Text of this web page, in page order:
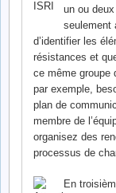
un ou
seulement
d’identifier les
résistances et
ce même groupe
par exemple,
plan de
membre de
organisez des
processus de
En